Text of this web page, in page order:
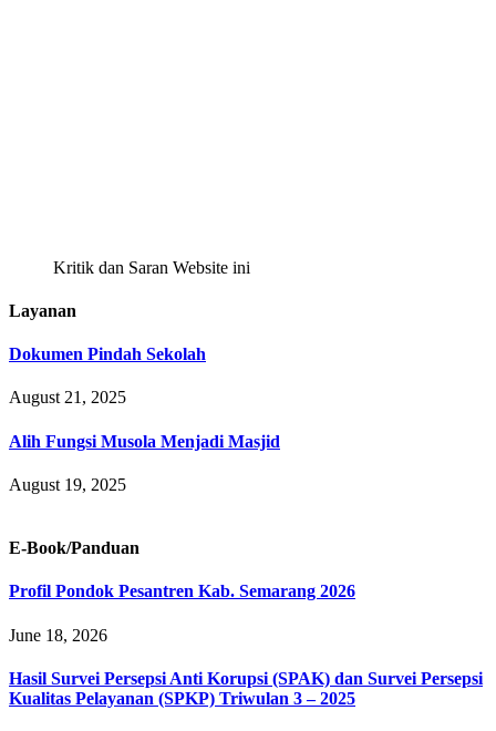
Kritik dan Saran Website ini
Layanan
Dokumen Pindah Sekolah
August 21, 2025
Alih Fungsi Musola Menjadi Masjid
August 19, 2025
E-Book/Panduan
Profil Pondok Pesantren Kab. Semarang 2026
June 18, 2026
Hasil Survei Persepsi Anti Korupsi (SPAK) dan Survei Persepsi
Kualitas Pelayanan (SPKP) Triwulan 3 – 2025